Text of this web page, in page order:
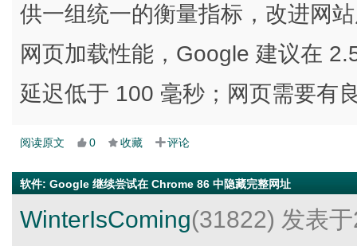
供一组统一的衡量指标，改进网
网页加载性能，Google 建议在
延迟低于 100 毫秒；网页需要有
阅读原文 0 收藏 评论
软件: Google 继续尝试在 Chrome 86 中隐藏完整网址
WinterIsComing(31822) 发表